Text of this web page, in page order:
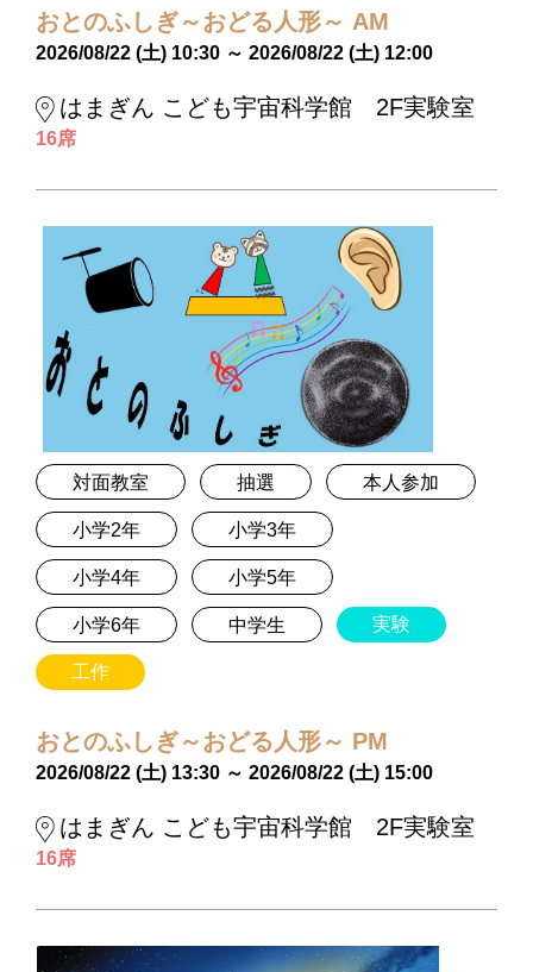
おとのふしぎ～おどる人形～ AM
2026/08/22 (土) 10:30 ～ 2026/08/22 (土) 12:00
はまぎん こども宇宙科学館 2F実験室
16席
対面教室 抽選 本人参加
小学2年 小学3年
小学4年 小学5年
小学6年 中学生 実験
工作
おとのふしぎ～おどる人形～ PM
2026/08/22 (土) 13:30 ～ 2026/08/22 (土) 15:00
はまぎん こども宇宙科学館 2F実験室
16席